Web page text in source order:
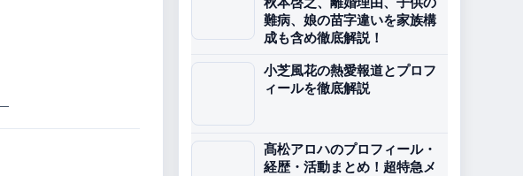
難病、娘の苗字違いを家族構
成も含め徹底解説！
小芝風花の熱愛報道とプロフ
ィールを徹底解説
髙松アロハのプロフィール・
経歴・活動まとめ！超特急メ